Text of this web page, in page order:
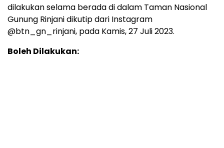
dilakukan selama berada di dalam Taman Nasional
Gunung Rinjani dikutip dari Instagram
@btn_gn_rinjani, pada Kamis, 27 Juli 2023.
Boleh Dilakukan: